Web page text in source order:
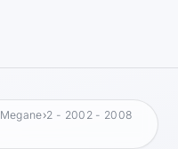
Megane›2 - 2002 - 2008